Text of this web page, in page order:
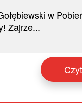
w
Zajrze...